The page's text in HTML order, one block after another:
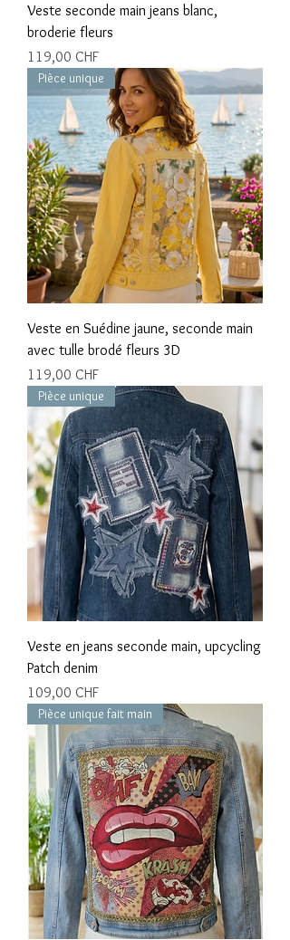
Veste seconde main jeans blanc,
broderie fleurs
Prix
119,00 CHF
Pièce unique
Veste en Suédine jaune, seconde main
avec tulle brodé fleurs 3D
Prix
119,00 CHF
Pièce unique
Veste en jeans seconde main, upcycling
Patch denim
Prix
109,00 CHF
Pièce unique fait main